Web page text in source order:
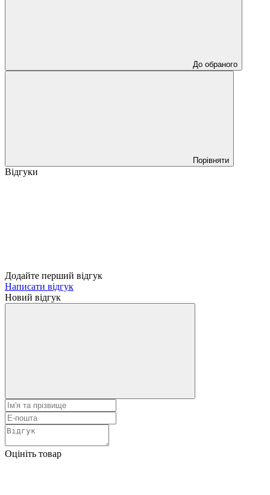
До обраного
Порівняти
Відгуки
Додайте перший відгук
Написати відгук
Новий відгук
Оцініть товар